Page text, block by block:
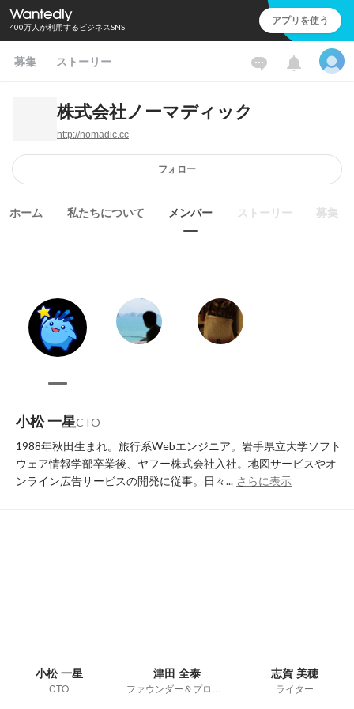
400万人が利用するビジネスSNS アプリを使う
募集 ストーリー
株式会社ノーマディック
http://nomadic.cc
フォロー
ホーム 私たちについて メンバー ストーリー 募集
小松 一星CTO
1988年秋田生まれ。旅行系Webエンジニア。岩手県立大学ソフト
ウェア情報学部卒業後、ヤフー株式会社入社。地図サービスやオ
ンライン広告サービスの開発に従事。日々... さらに表示
小松 一星
CTO
津田 全泰 志賀 美穂
ライター